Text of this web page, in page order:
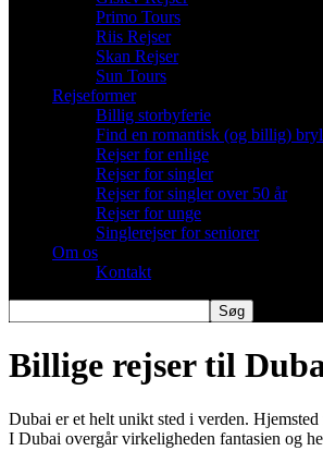
Primo Tours
Riis Rejser
Skan Rejser
Sun Tours
Rejseformer
Billig storbyferie
Find en romantisk (og billig)
Rejser for enlige
Rejser for singler
Rejser for singler over 50 år
Rejser for unge
Singlerejser for seniorer
Om os
Kontakt
Billige rejser til
Dubai er et helt unikt sted i verden.
I Dubai overgår virkeligheden fantasien og